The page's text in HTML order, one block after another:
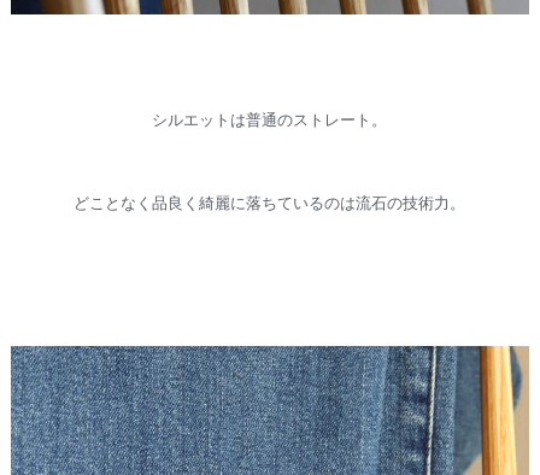
シルエットは普通のストレート。
どことなく品良く綺麗に落ちているのは流石の技術力。